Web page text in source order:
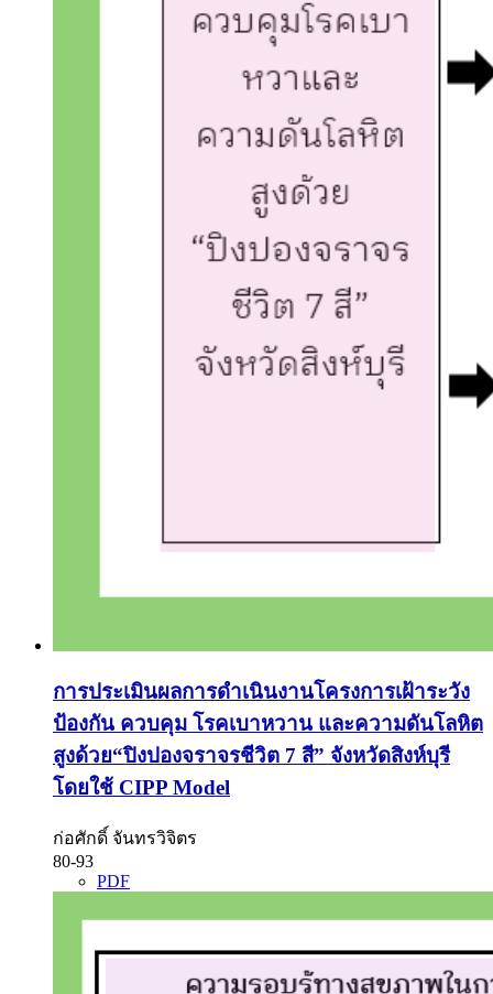
การประเมินผลการดำเนินงานโครงการเฝ้าระวัง
ป้องกัน ควบคุม โรคเบาหวาน และความดันโลหิต
สูงด้วย“ปิงปองจราจรชีวิต 7 สี” จังหวัดสิงห์บุรี
โดยใช้ CIPP Model
ก่อศักดิ์ จันทรวิจิตร
80-93
PDF